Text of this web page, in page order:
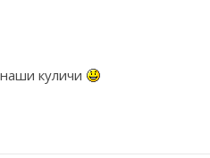
куличи